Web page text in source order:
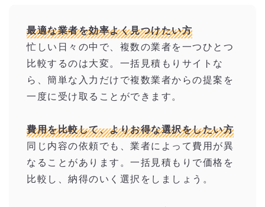
最適な業者を効率よく見つけたい方
忙しい日々の中で、複数の業者を一つひとつ
比較するのは大変。一括見積もりサイトな
ら、簡単な入力だけで複数業者からの提案を
一度に受け取ることができます。
費用を比較して、よりお得な選択をしたい方
同じ内容の依頼でも、業者によって費用が異
なることがあります。一括見積もりで価格を
比較し、納得のいく選択をしましょう。